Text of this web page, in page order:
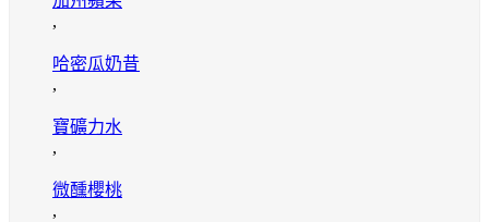
,
哈密瓜奶昔
,
寶礦力水
,
微醺櫻桃
,